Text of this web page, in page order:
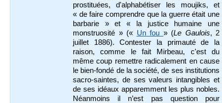
prostituées, d'alphabétiser les moujiks, et
« de faire comprendre que la guerre était une
barbarie » et « la justice humaine une
monstruosité » (« Un fou » (Le Gaulois, 2
juillet 1886). Contester la primauté de la
raison, comme le fait Mirbeau, c'est du
même coup remettre radicalement en cause
le bien-fondé de la société, de ses institutions
sacro-saintes, de ses valeurs intangibles et
de ses idéaux apparemment les plus nobles.
Néanmoins il n’est pas question pour